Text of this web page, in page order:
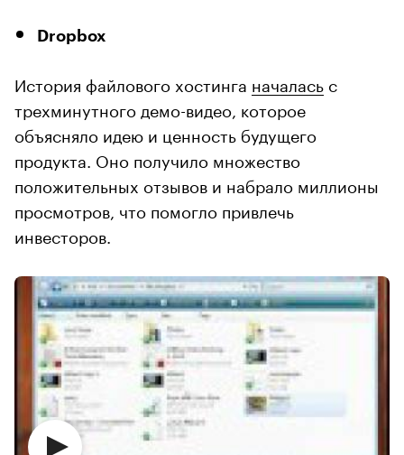
Dropbox
История файлового хостинга началась с
трехминутного демо-видео, которое
объясняло идею и ценность будущего
продукта. Оно получило множество
положительных отзывов и набрало миллионы
просмотров, что помогло привлечь
инвесторов.